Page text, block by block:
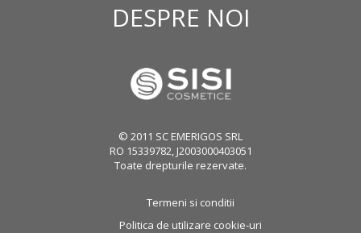
DESPRE NOI
© 2011 SC EMERIGOS SRL
RO 15339782, J2003000403051
Toate drepturile rezervate.
Termeni si conditii
Politica de utilizare cookie-uri